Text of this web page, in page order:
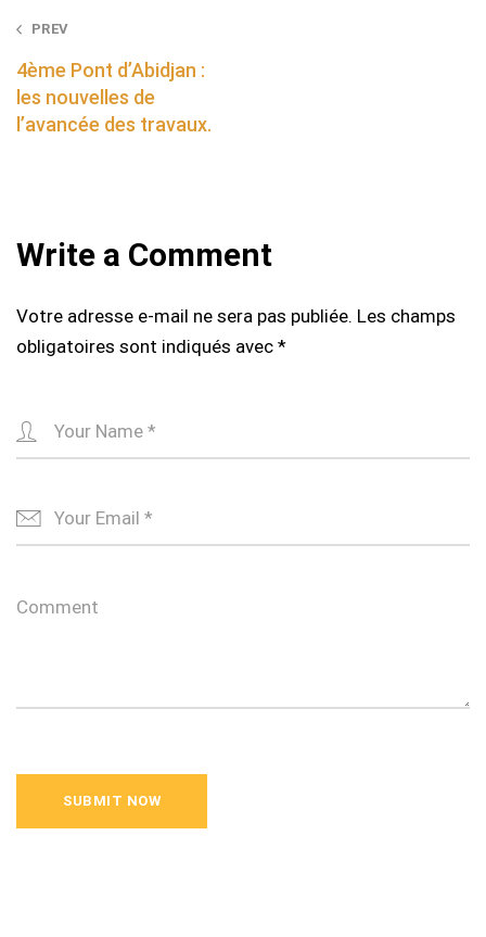
Post
navigation
PREV
4ème Pont d’Abidjan :
les nouvelles de
l’avancée des travaux.
Write a Comment
Votre adresse e-mail ne sera pas publiée. Les champs
obligatoires sont indiqués avec *